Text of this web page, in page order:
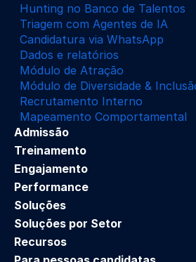
Hunting no Banco de Talentos
Triagem com Agentes de IA
Candidatura via WhatsApp
Dados e relatórios
Módulo de Atração
Módulo de Diversidade &
Recrutamento Interno
Mapeamento Comportamental
Admissão
Treinamento
Engajamento
Performance
Soluções
Soluções por Setor
Recursos